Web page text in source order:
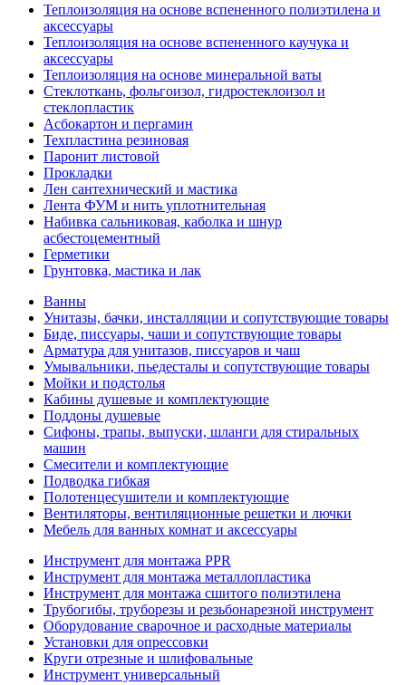
Теплоизоляция на основе вспененного полиэтилена и
аксессуары
Теплоизоляция на основе вспененного каучука и
аксессуары
Теплоизоляция на основе минеральной ваты
Стеклоткань, фольгоизол, гидростеклоизол и
стеклопластик
Асбокартон и пергамин
Техпластина резиновая
Паронит листовой
Прокладки
Лен сантехнический и мастика
Лента ФУМ и нить уплотнительная
Набивка сальниковая, каболка и шнур
асбестоцементный
Герметики
Грунтовка, мастика и лак
Ванны
Унитазы, бачки, инсталляции и сопутствующие товары
Биде, писсуары, чаши и сопутствующие товары
Арматура для унитазов, писсуаров и чаш
Умывальники, пьедесталы и сопутствующие товары
Мойки и подстолья
Кабины душевые и комплектующие
Поддоны душевые
Сифоны, трапы, выпуски, шланги для стиральных
машин
Смесители и комплектующие
Подводка гибкая
Полотенцесушители и комплектующие
Вентиляторы, вентиляционные решетки и лючки
Мебель для ванных комнат и аксессуары
Инструмент для монтажа PPR
Инструмент для монтажа металлопластика
Инструмент для монтажа сшитого полиэтилена
Трубогибы, труборезы и резьбонарезной инструмент
Оборудование сварочное и расходные материалы
Установки для опрессовки
Круги отрезные и шлифовальные
Инструмент универсальный